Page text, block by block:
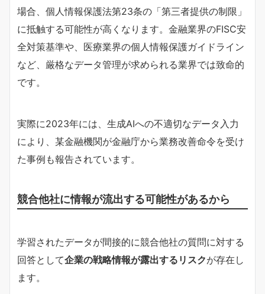
場合、個人情報保護法第23条の「第三者提供の制限」
に抵触する可能性が高くなります。金融業界のFISC安
全対策基準や、医療業界の個人情報保護ガイドライン
など、厳格なデータ管理が求められる業界では致命的
です。
実際に2023年には、生成AIへの不適切なデータ入力
により、某金融機関が金融庁から業務改善命令を受け
た事例も報告されています。
競合他社に情報が流出する可能性があるから
学習されたデータが間接的に競合他社の質問に対する
回答として企業の戦略情報が露出するリスクが存在し
ます。